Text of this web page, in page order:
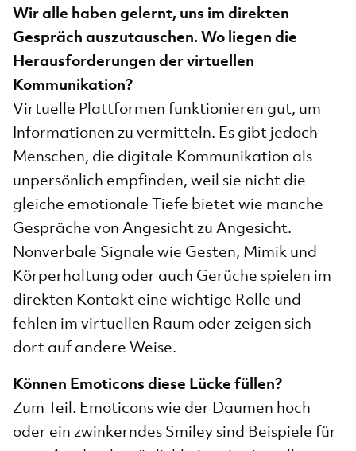
Wir alle haben gelernt, uns im direkten
Gespräch auszutauschen. Wo liegen die
Herausforderungen der virtuellen
Kommunikation?
Virtuelle Plattformen funktionieren gut, um
Informationen zu vermitteln. Es gibt jedoch
Menschen, die digitale Kommunikation als
unpersönlich empfinden, weil sie nicht die
gleiche emotionale Tiefe bietet wie manche
Gespräche von Angesicht zu Angesicht.
Nonverbale Signale wie Gesten, Mimik und
Körperhaltung oder auch Gerüche spielen im
direkten Kontakt eine wichtige Rolle und
fehlen im virtuellen Raum oder zeigen sich
dort auf andere Weise.
Können Emoticons diese Lücke füllen?
Zum Teil. Emoticons wie der Daumen hoch
oder ein zwinkerndes Smiley sind Beispiele für